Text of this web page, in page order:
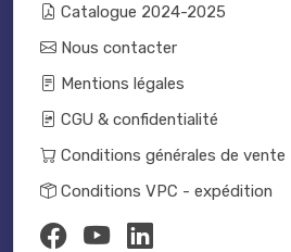
Catalogue 2024-2025
Nous contacter
Mentions légales
CGU & confidentialité
Conditions générales de vente
Conditions VPC - expédition